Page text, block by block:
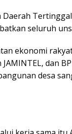
seluruh
ekonomi
dan
desa